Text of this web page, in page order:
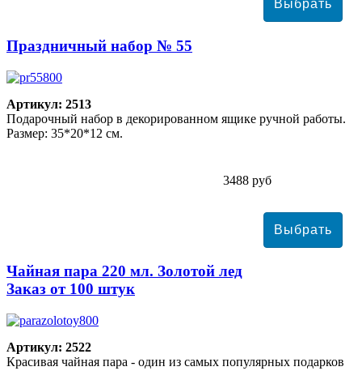
Праздничный набор № 55
Артикул: 2513
Подарочный набор в декорированном ящике ручной работы.
Размер: 35*20*12 см.
3488 руб
Чайная пара 220 мл. Золотой лед
Заказ от 100 штук
Артикул: 2522
Красивая чайная пара - один из самых популярных подарков